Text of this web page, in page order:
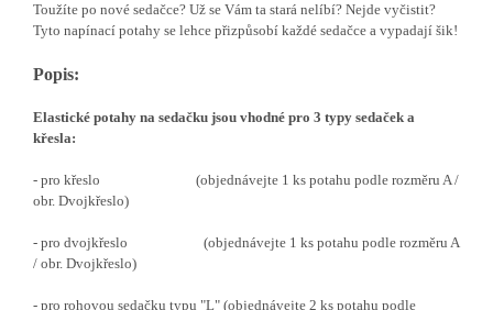
Toužíte po nové sedačce? Už se Vám ta stará nelíbí? Nejde vyčistit?
Tyto napínací potahy se lehce přizpůsobí každé sedačce a vypadají šik!
Popis:
Elastické potahy na sedačku jsou vhodné pro 3 typy sedaček a
křesla:
- pro křeslo (objednávejte 1 ks potahu podle rozměru A /
obr. Dvojkřeslo)
- pro dvojkřeslo (objednávejte 1 ks potahu podle rozměru A
/ obr. Dvojkřeslo)
- pro rohovou sedačku typu "L" (objednávejte 2 ks potahu podle